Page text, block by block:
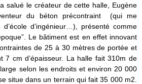
salué le créateur de cette halle, Eugène
du béton précontraint (qui me
d’ingénieur…), présenté comme
Le bâtiment est en effet innovant
de 25 à 30 mètres de portée et
7 cm d’épaisseur. La halle fait 310m de
selon les endroits et environ 20 000
situe dans un terrain qui fait 35 000 m2.